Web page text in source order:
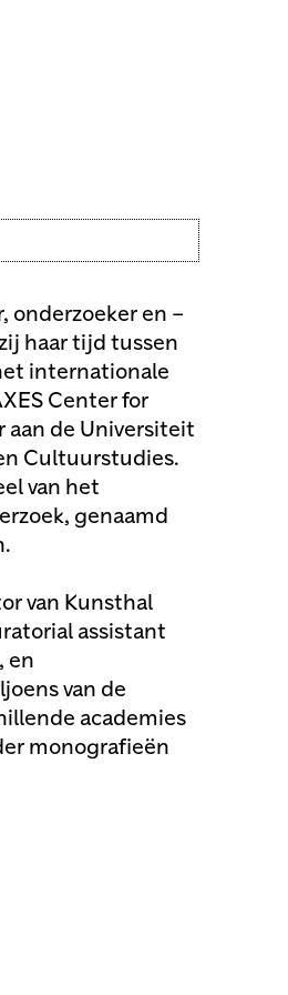
onderzoeker en –
haar tijd tussen
internationale
Center for
aan de Universiteit
Cultuurstudies.
van het
genaamd
van Kunsthal
assistant
en
van de
academies
monografieën